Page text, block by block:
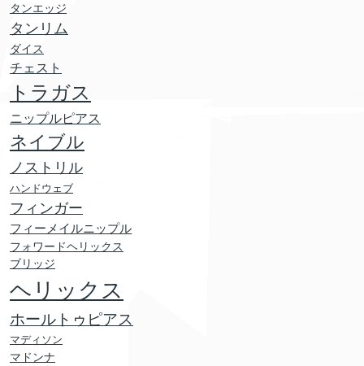
タンエッジ
タンリム
ダイス
チェスト
トラガス
ニップルピアス
ネイブル
ノストリル
ハンドウェブ
フィンガー
フィーメイルニップル
フォワードヘリックス
ブリッジ
ヘリックス
ホールトゥピアス
マディソン
マドンナ